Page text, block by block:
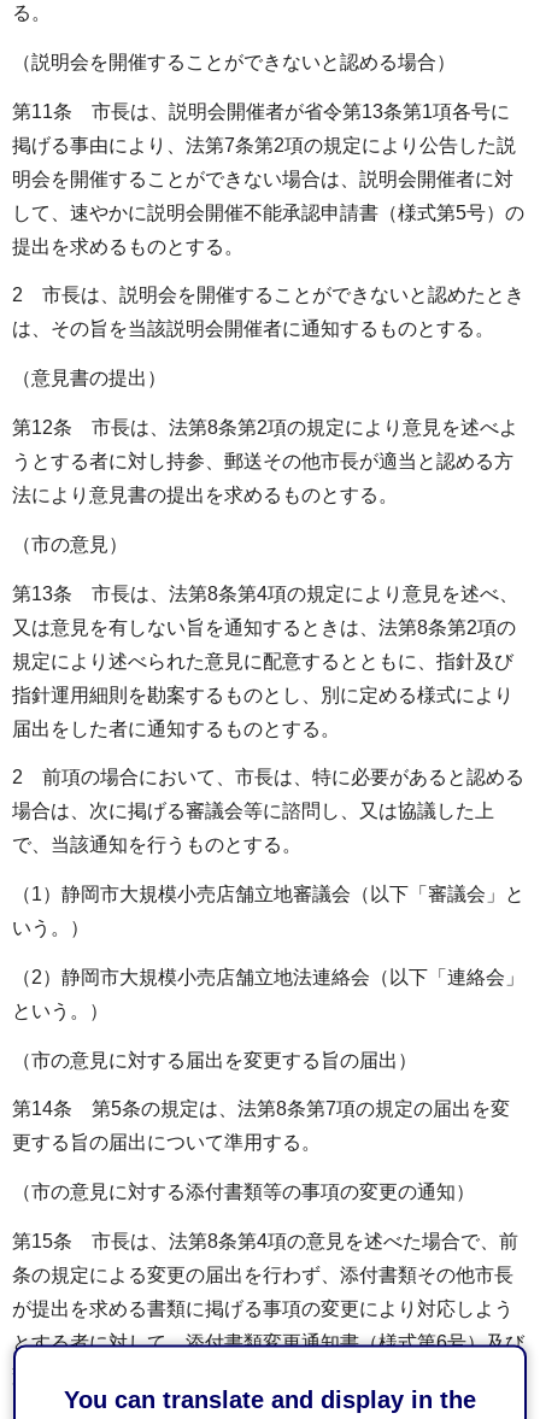
You can translate and display in the
る。
（説明会を開催することができないと認める場合）
第11条 市長は、説明会開催者が省令第13条第1項各号に
掲げる事由により、法第7条第2項の規定により公告した説
明会を開催することができない場合は、説明会開催者に対
して、速やかに説明会開催不能承認申請書（様式第5号）の
提出を求めるものとする。
2 市長は、説明会を開催することができないと認めたとき
は、その旨を当該説明会開催者に通知するものとする。
（意見書の提出）
第12条 市長は、法第8条第2項の規定により意見を述べよ
うとする者に対し持参、郵送その他市長が適当と認める方
法により意見書の提出を求めるものとする。
（市の意見）
第13条 市長は、法第8条第4項の規定により意見を述べ、
又は意見を有しない旨を通知するときは、法第8条第2項の
規定により述べられた意見に配意するとともに、指針及び
指針運用細則を勘案するものとし、別に定める様式により
届出をした者に通知するものとする。
2 前項の場合において、市長は、特に必要があると認める
場合は、次に掲げる審議会等に諮問し、又は協議した上
で、当該通知を行うものとする。
（1）静岡市大規模小売店舗立地審議会（以下「審議会」と
いう。）
（2）静岡市大規模小売店舗立地法連絡会（以下「連絡会」
という。）
（市の意見に対する届出を変更する旨の届出）
第14条 第5条の規定は、法第8条第7項の規定の届出を変
更する旨の届出について準用する。
（市の意見に対する添付書類等の事項の変更の通知）
第15条 市長は、法第8条第4項の意見を述べた場合で、前
条の規定による変更の届出を行わず、添付書類その他市長
が提出を求める書類に掲げる事項の変更により対応しよう
とする者に対して、添付書類変更通知書（様式第6号）及び
変更後の添付書類等の提出を求めるものとする。